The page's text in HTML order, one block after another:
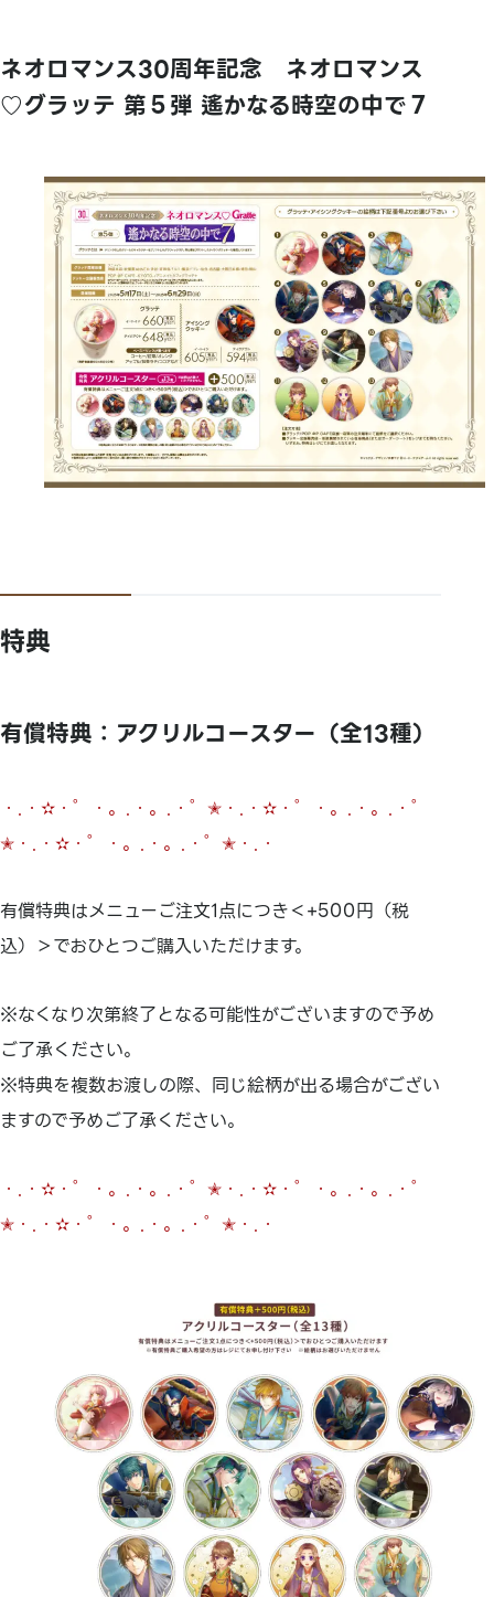
ネオロマンス30周年記念 ネオロマンス
♡グラッテ 第５弾 遙かなる時空の中で７
特典
有償特典：アクリルコースター（全13種）
・.・✫・゜・。.・。.・゜✭・.・✫・゜・。.・。.・゜
✭・.・✫・゜・。.・。.・゜✭・.・
有償特典はメニューご注文1点につき＜+500円（税
込）＞でおひとつご購入いただけます。
※なくなり次第終了となる可能性がございますので予め
ご了承ください。
※特典を複数お渡しの際、同じ絵柄が出る場合がござい
ますので予めご了承ください。
・.・✫・゜・。.・。.・゜✭・.・✫・゜・。.・。.・゜
✭・.・✫・゜・。.・。.・゜✭・.・